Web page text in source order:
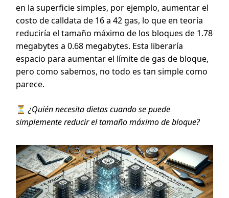
en la superficie simples, por ejemplo, aumentar el
costo de calldata de 16 a 42 gas, lo que en teoría
reduciría el tamaño máximo de los bloques de 1.78
megabytes a 0.68 megabytes. Esta liberaría
espacio para aumentar el límite de gas de bloque,
pero como sabemos, no todo es tan simple como
parece.
⏳¿Quién necesita dietas cuando se puede
simplemente reducir el tamaño máximo de bloque?